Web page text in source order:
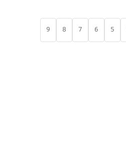
5
6
7
8
9